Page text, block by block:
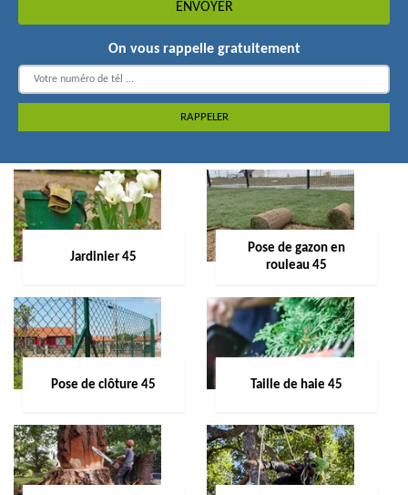
On vous rappelle gratuitement
Jardinier 45
Pose de gazon en
rouleau 45
Pose de clôture 45 Taille de haie 45